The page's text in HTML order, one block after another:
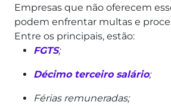
Empresas que não oferecem
podem enfrentar multas e
Entre os principais, estão:
FGTS;
Décimo terceiro salário;
Férias remuneradas;